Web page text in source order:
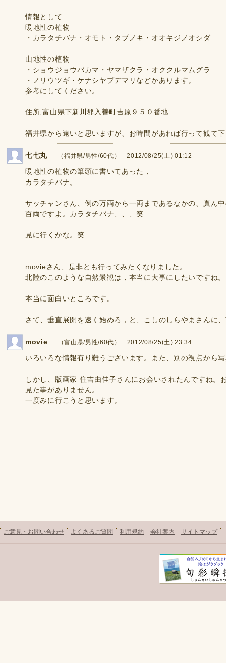
情報として
暖地性の植物
・カラタチバナ・オモト・タブノキ・オオキジノオシダ
山地性の植物
・ショウジョウバカマ・ヤマザクラ・オククルマムグラ
・ノリウツギ・ケナシヤブデマリなどかあります。
参考にしてください。
住所;富山県下新川郡入善町吉原９５０番地
福井県から遠いと思いますが、お時間があれば行って観て
七七丸 （福井県/男性/60代） 2012/08/25(土) 01:12
暖地性の植物の筆頭に書いてあった，
カラタチバナ。
サッチャンさん、例の万両から一両まであるなかの、真ん
百両ですよ。カラタチバナ、、、笑
見に行くかな。笑
movieさん、是非とも行ってみたくなりました。
北陸のこのような自然景観は，本当に大事にしたいですね。
本当に面白いところです。
さて、垂直展開を速く始めろ，と、こしのしらやまさんに
movie （富山県/男性/60代） 2012/08/25(土) 23:34
いろいろな情報有り難うございます。また、別の視点から
しかし、版画家 住吉由佳子さんにお会いされたんですね。
見た事がありません。
一度みに行こうと思います。
ご意見・お問い合わせ よくあるご質問 利用規約 会社案内 サイトマップ